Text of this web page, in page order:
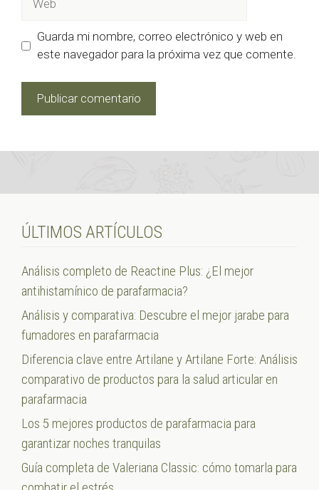
Guarda mi nombre, correo electrónico y web en
este navegador para la próxima vez que comente.
ÚLTIMOS ARTÍCULOS
Análisis completo de Reactine Plus: ¿El mejor
antihistamínico de parafarmacia?
Análisis y comparativa: Descubre el mejor jarabe para
fumadores en parafarmacia
Diferencia clave entre Artilane y Artilane Forte: Análisis
comparativo de productos para la salud articular en
parafarmacia
Los 5 mejores productos de parafarmacia para
garantizar noches tranquilas
Guía completa de Valeriana Classic: cómo tomarla para